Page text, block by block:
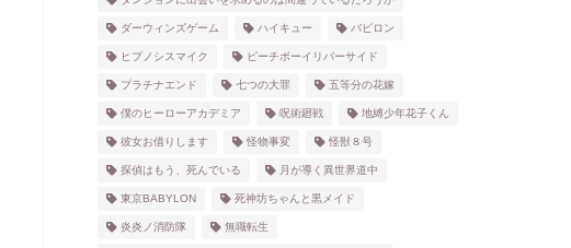
ダーウィンズゲーム ハイキュー バビロン
ヒプノシスマイク ピーチボーイリバーサイド
プラチナエンド 七つの大罪 五等分の花嫁
僕のヒーローアカデミア 呪術廻戦 地縛少年花子くん
彼女お借りします 怪物事変 怪獣８号
探偵はもう、死んでいる 月が導く異世界道中
東京BABYLON 死神坊ちゃんと黒メイド
炎炎ノ消防隊 無職転生